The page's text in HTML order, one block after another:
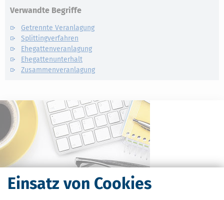
Einsatz von Cookies
Verwandte Begriffe
Getrennte Veranlagung
Splittingverfahren
Ehegattenveranlagung
Ehegattenunterhalt
Zusammenveranlagung